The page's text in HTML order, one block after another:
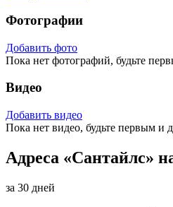
Фотографии
Добавить фото
Пока нет фотографий, будьте
Видео
Добавить видео
Пока нет видео, будьте первым и
Адреса «Сантайлс»
за 30 дней